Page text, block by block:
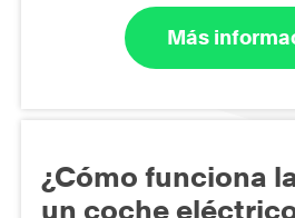
Más
¿Cómo funciona
un coche